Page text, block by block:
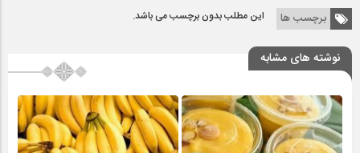
برچسب ها این مطلب بدون برچسب می باشد.
نوشته های مشابه